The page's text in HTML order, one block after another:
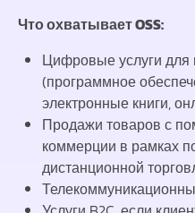
Что охватывает OSS:
Цифровые услуги для
(программное
электронные книги,
Продажи товаров с
коммерции в рамках
дистанционной